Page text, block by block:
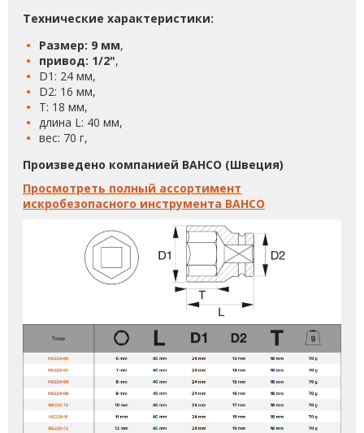
Технические характеристики:
Размер: 9 мм,
привод: 1/2",
D1: 24 мм,
D2: 16 мм,
T: 18 мм,
длина L: 40 мм,
вес: 70 г,
Произведено компанией BAHCO (Швеция)
Просмотреть полный ассортимент
искробезопасного инструмента BAHCO